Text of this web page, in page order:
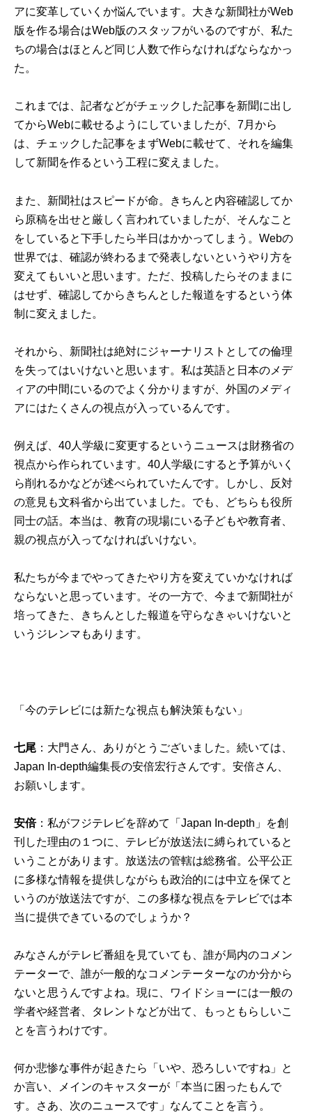
アに変革していくか悩んでいます。大きな新聞社がWeb
版を作る場合はWeb版のスタッフがいるのですが、私た
ちの場合はほとんど同じ人数で作らなければならなかっ
た。
これまでは、記者などがチェックした記事を新聞に出し
てからWebに載せるようにしていましたが、7月から
は、チェックした記事をまずWebに載せて、それを編集
して新聞を作るという工程に変えました。
また、新聞社はスピードが命。きちんと内容確認してか
ら原稿を出せと厳しく言われていましたが、そんなこと
をしていると下手したら半日はかかってしまう。Webの
世界では、確認が終わるまで発表しないというやり方を
変えてもいいと思います。ただ、投稿したらそのままに
はせず、確認してからきちんとした報道をするという体
制に変えました。
それから、新聞社は絶対にジャーナリストとしての倫理
を失ってはいけないと思います。私は英語と日本のメデ
ィアの中間にいるのでよく分かりますが、外国のメディ
アにはたくさんの視点が入っているんです。
例えば、40人学級に変更するというニュースは財務省の
視点から作られています。40人学級にすると予算がいく
ら削れるかなどが述べられていたんです。しかし、反対
の意見も文科省から出ていました。でも、どちらも役所
同士の話。本当は、教育の現場にいる子どもや教育者、
親の視点が入ってなければいけない。
私たちが今までやってきたやり方を変えていかなければ
ならないと思っています。その一方で、今まで新聞社が
培ってきた、きちんとした報道を守らなきゃいけないと
いうジレンマもあります。
「今のテレビには新たな視点も解決策もない」
七尾 ：大門さん、ありがとうございました。続いては、
Japan In-depth編集長の安倍宏行さんです。安倍さん、
お願いします。
安倍：私がフジテレビを辞めて「Japan In-depth」を創
刊した理由の１つに、テレビが放送法に縛られていると
いうことがあります。放送法の管轄は総務省。公平公正
に多様な情報を提供しながらも政治的には中立を保てと
いうのが放送法ですが、この多様な視点をテレビでは本
当に提供できているのでしょうか？
みなさんがテレビ番組を見ていても、誰が局内のコメン
テーターで、誰が一般的なコメンテーターなのか分から
ないと思うんですよね。現に、ワイドショーには一般の
学者や経営者、タレントなどが出て、もっともらしいこ
とを言うわけです。
何か悲惨な事件が起きたら「いや、恐ろしいですね」と
か言い、メインのキャスターが「本当に困ったもんで
す。さあ、次のニュースです」なんてことを言う。